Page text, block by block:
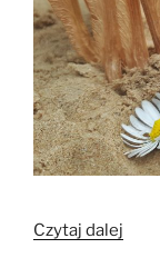
Czytaj dalej